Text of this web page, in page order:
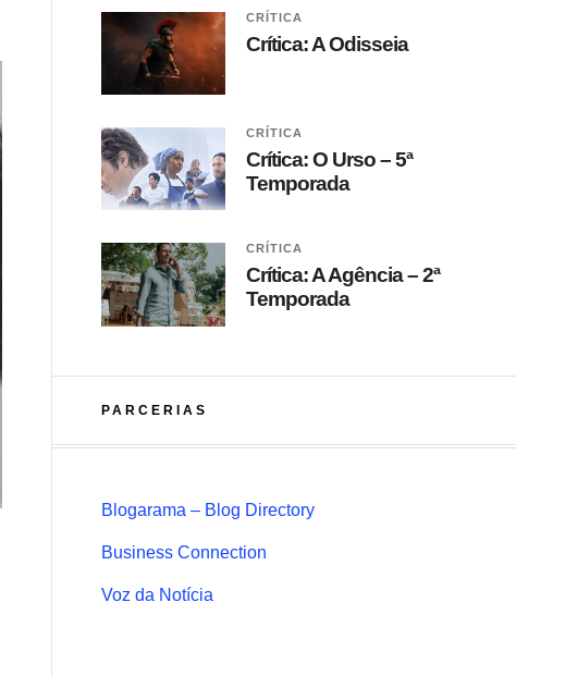
CRÍTICA
Crítica: A Odisseia
CRÍTICA
Crítica: O Urso – 5ª
Temporada
CRÍTICA
Crítica: A Agência – 2ª
Temporada
PARCERIAS
Blogarama – Blog Directory
Business Connection
Voz da Notícia